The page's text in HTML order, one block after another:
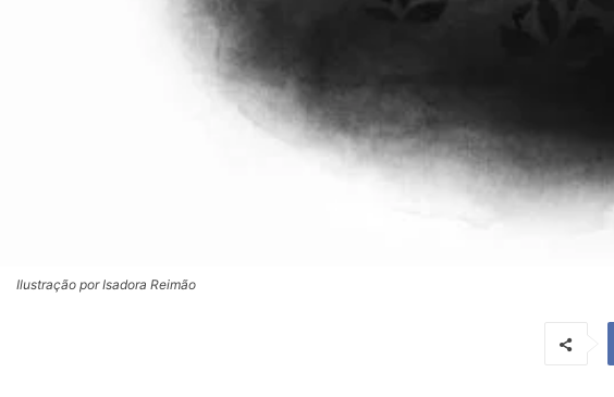
Ilustração por Isadora Reimão